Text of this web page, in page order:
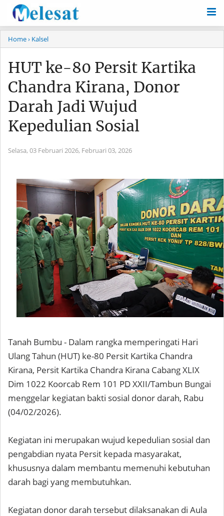
Home› Kalsel
HUT ke-80 Persit Kartika
Chandra Kirana, Donor
Darah Jadi Wujud
Kepedulian Sosial
Selasa, 03 Februari 2026, Februari 03, 2026
Tanah Bumbu - Dalam rangka memperingati Hari
Ulang Tahun (HUT) ke-80 Persit Kartika Chandra
Kirana, Persit Kartika Chandra Kirana Cabang XLIX
Dim 1022 Koorcab Rem 101 PD XXII/Tambun Bungai
menggelar kegiatan bakti sosial donor darah, Rabu
(04/02/2026).
Kegiatan ini merupakan wujud kepedulian sosial dan
pengabdian nyata Persit kepada masyarakat,
khususnya dalam membantu memenuhi kebutuhan
darah bagi yang membutuhkan.
Kegiatan donor darah tersebut dilaksanakan di Aula